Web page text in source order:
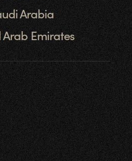
Arabia
Arab Emirates